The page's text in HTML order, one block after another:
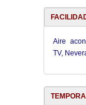
Aire
TV,